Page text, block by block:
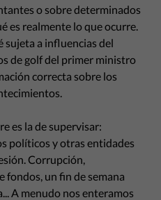
o sobre determinados
es realmente lo que ocurre.
sujeta a influencias del
de golf del primer ministro
correcta sobre los
es la de supervisar:
políticos y otras entidades
Corrupción,
fondos, un fin de semana
A menudo nos enteramos